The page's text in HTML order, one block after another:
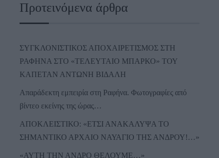
Προτεινόμενα άρθρα
ΣΥΓΚΛΟΝΙΣΤΙΚΟΣ ΑΠΟΧΑΙΡΕΤΙΣΜΟΣ ΣΤΗ
ΡΑΦΗΝΑ ΣΤΟ «ΤΕΛΕΥΤΑΙΟ ΜΠΑΡΚΟ» ΤΟΥ
ΚΑΠΕΤΑΝ ΑΝΤΩΝΗ ΒΙΔΑΛΗ
Απαράδεκτη εμπειρία στη Ραφήνα. Φωτογραφίες από
βίντεο εκείνης της ώρας…
ΑΠΟΚΛΕΙΣΤΙΚΟ: «ΕΤΣΙ ΑΝΑΚΑΛΥΨΑ ΤΟ
ΣΗΜΑΝΤΙΚΟ ΑΡΧΑΙΟ ΝΑΥΑΓΙΟ ΤΗΣ ΑΝΔΡΟΥ!…»
«ΑΥΤΗ ΤΗΝ ΑΝΔΡΟ ΘΕΛΟΥΜΕ…»